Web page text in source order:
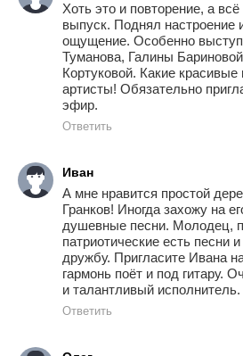
Хоть это и повторение, а
выпуск. Поднял настроение
ощущение. Особенно
Туманова, Галины
Кортуковой. Какие
артисты! Обязательно
эфир.
Ответить
Иван
А мне нравится простой
Гранков! Иногда захожу на
душевные песни. Молодец,
патриотические есть песни
дружбу. Пригласите Ивана
гармонь поёт и под гитару.
и талантливый исполнитель.
Ответить